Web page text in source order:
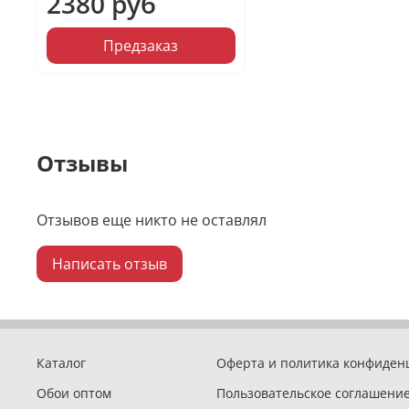
Предзаказ
Отзывы
Отзывов еще никто не оставлял
Написать отзыв
Каталог
Обои оптом
Оферта и политика
Пользовательское соглашение